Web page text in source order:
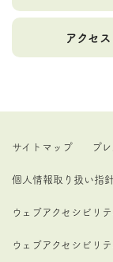
アクセス
サイトマップ プ
個人情報取り扱い指針
ウェブアクセシビリ
ウェブアクセシビリ